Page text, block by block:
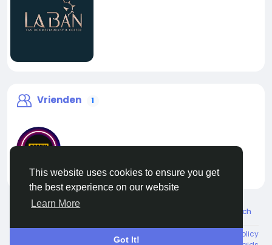
This website uses cookies to ensure you get
the best experience on our website
Learn More
Got It!
Vrienden 1
liveadmin
© 2026 Live City In Dutch
Shipping and delivery policy